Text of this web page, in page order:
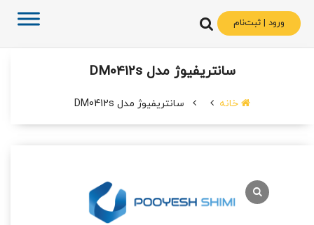
ورود | ثبت‌نام
سانتریفیوژ مدل DM0412s
خانه سانتریفیوژ مدل DM0412s